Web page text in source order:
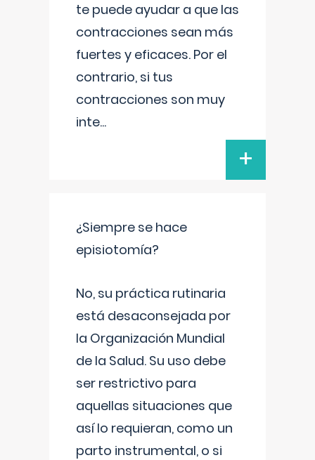
te puede ayudar a que las
contracciones sean más
fuertes y eficaces. Por el
contrario, si tus
contracciones son muy
inte...
+
¿Siempre se hace
episiotomía?
No, su práctica rutinaria
está desaconsejada por
la Organización Mundial
de la Salud. Su uso debe
ser restrictivo para
aquellas situaciones que
así lo requieran, como un
parto instrumental, o si